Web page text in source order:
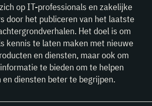
op IT-professionals en zakelijke
door het publiceren van het laatste
Het doel is om
kennis te laten maken met nieuwe
en diensten, maar ook om
te bieden om te helpen
en diensten beter te begrijpen.